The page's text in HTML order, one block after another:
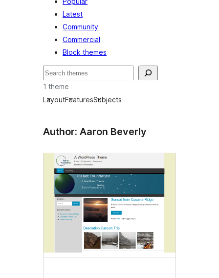
Latest
Community
Commercial
Block themes
تلاش
1 theme
LayoutFeaturesSubjects
Author: Aaron Beverly